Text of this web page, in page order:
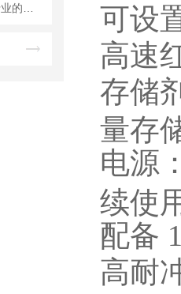
可设
高速
存储
量存
电源
续使
配备
高耐